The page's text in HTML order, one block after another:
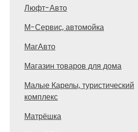
Люфт-Авто
М-Сервис, автомойка
МагАвто
Магазин товаров для дома
Малые Карелы, туристический
комплекс
Матрёшка